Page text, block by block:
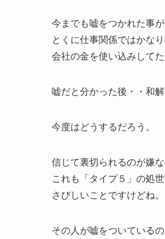
今までも嘘をつかれた事
とくに仕事関係ではかな
会社の金を使い込みして
嘘だと分かった後・・和
今度はどうするだろう。
信じて裏切られるのが嫌
これも「タイプ５」の処
さびしいことですけどね。
その人が嘘をついている